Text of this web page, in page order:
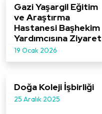
Gazi Yaşargil Eğitim
ve Araştırma
Hastanesi Başhekim
Yardımcısına Ziyaret
19 Ocak 2026
Doğa Koleji İşbirliği
25 Aralık 2025